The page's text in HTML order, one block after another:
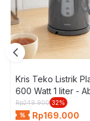
Kris Teko Listrik
600 Watt 1 liter -
Rp249.900 32%
Rp169.000